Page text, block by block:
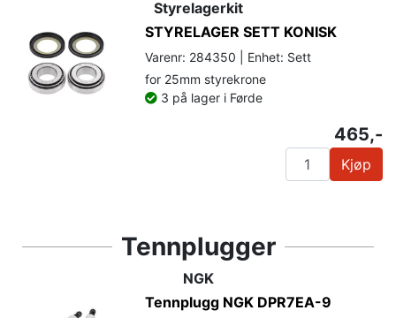
Styrelagerkit
STYRELAGER SETT KONISK
Varenr: 284350 | Enhet: Sett
for 25mm styrekrone
3 på lager i Førde
465,-
Kjøp
Tennplugger
NGK
Tennplugg NGK DPR7EA-9